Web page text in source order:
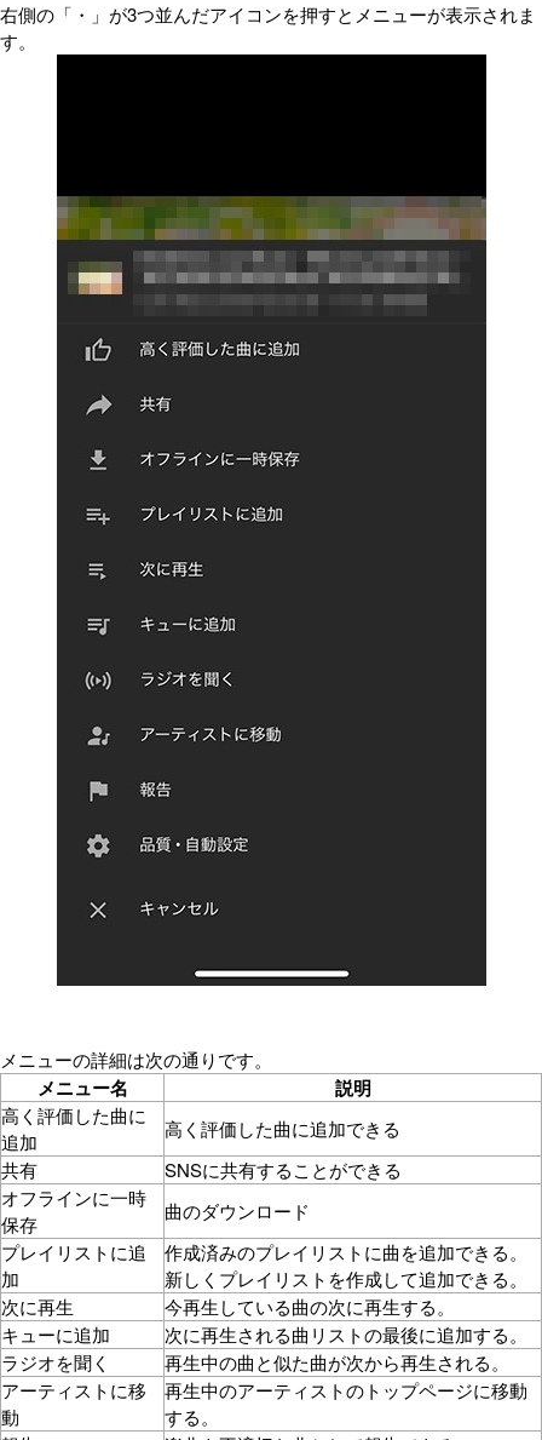
右側の「・」が3つ並んだアイコンを押すとメニューが表示されま
す。
メニューの詳細は次の通りです。
メニュー名 説明
高く評価した曲に
追加
高く評価した曲に追加できる
共有
SNSに共有することができる
オフラインに一時
保存
曲のダウンロード
プレイリストに追
加
作成済みのプレイリストに曲を追加できる。
新しくプレイリストを作成して追加できる。
次に再生
今再生している曲の次に再生する。
キューに追加
次に再生される曲リストの最後に追加する。
ラジオを聞く
再生中の曲と似た曲が次から再生される。
アーティストに移
動
再生中のアーティストのトップページに移動
する。